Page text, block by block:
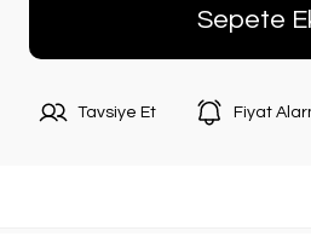
Sepete
Tavsiye Et Fiyat